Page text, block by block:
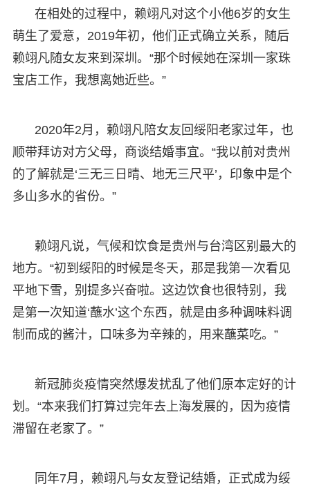
在相处的过程中，赖翊凡对这个小他6岁的女生
萌生了爱意，2019年初，他们正式确立关系，随后
赖翊凡随女友来到深圳。“那个时候她在深圳一家珠
宝店工作，我想离她近些。”
2020年2月，赖翊凡陪女友回绥阳老家过年，也
顺带拜访对方父母，商谈结婚事宜。“我以前对贵州
的了解就是‘三无三日晴、地无三尺平’，印象中是个
多山多水的省份。”
赖翊凡说，气候和饮食是贵州与台湾区别最大的
地方。“初到绥阳的时候是冬天，那是我第一次看见
平地下雪，别提多兴奋啦。这边饮食也很特别，我
是第一次知道‘蘸水’这个东西，就是由多种调味料调
制而成的酱汁，口味多为辛辣的，用来蘸菜吃。”
新冠肺炎疫情突然爆发扰乱了他们原本定好的计
划。“本来我们打算过完年去上海发展的，因为疫情
滞留在老家了。”
同年7月，赖翊凡与女友登记结婚，正式成为绥